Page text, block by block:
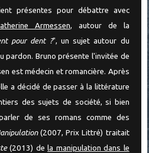
présentes pour débattre avec
Armessen, autour de la
pour dent ?", un sujet autour du
pardon. Bruno présente l'invitée de
est médecin et romancière. Après
a décidé de passer à la littérature
des sujets de société, si bien
de ses romans comme des
(2007, Prix Littré) traitait
(2013) dela manipulation dans le